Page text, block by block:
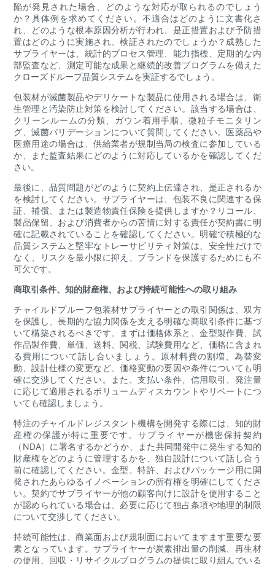
陥が発見された場合、どのような対応が取られるのでしょう
か？具体例を求めてください。不適合はどのように文書化さ
れ、どのような根本原因分析が行われ、是正措置および予防措
置はどのように実施され、検証されたのでしょうか？成熟した
サプライヤーは、統計的プロセス管理、能力指標、定期的な内
部監査など、測定可能な成果と継続的改善プログラムを備えた
クローズドループ品質システムを実証するでしょう。
包装材が滅菌製品やデリケートな製品に使用される場合は、衛
生管理と汚染防止対策を検討してください。該当する場合は、
クリーンルームの分類、ガウン着用手順、微粒子モニタリン
グ、滅菌バリデーションについて質問してください。医薬品や
医療用途の場合は、供給業者が規制当局の検査に参加している
か、また監査結果にどのように対応しているかを確認してくだ
さい。
最後に、品質問題がどのように契約上伝達され、是正されるか
を検討してください。サプライヤーは、包装不良に関連する保
証、補償、または製造物責任保険を提供しますか？リコール、
製品保留、および消費者からの苦情に対する責任が契約書に明
確に記載されていることを確認してください。明確で積極的な
品質システムと堅牢なトレーサビリティ対策は、安全性だけで
なく、リスクを最小限に抑え、ブランドを保護するためにも不
可欠です。
商取引条件、知的財産権、および持続可能性への取り組み
チャイルドプルーフ包装材サプライヤーとの取引関係は、双方
を保護し、長期的な協力関係を支える明確な商取引条件に基づ
いて構築されるべきです。まずは価格体系と、金型製作費、試
作品製作費、単価、送料、関税、試験費用など、価格に含まれ
る費用について話し合いましょう。原材料費の割増、為替変
動、設計仕様の変更など、価格変動の要因や条件についても明
確に交渉してください。また、支払い条件、信用取引、発注量
に応じて適用されるボリュームディスカウントやリベートにつ
いても確認しましょう。
特注のチャイルドレジスタント機構を開発する際には、知的財
産権の保護が特に重要です。サプライヤーが機密保持契約
（NDA）に署名するかどうか、また共同開発中に発生する知的
財産権をどのように管理するかを、独自設計について話し合う
前に確認してください。金型、特許、およびパッケージ用に開
発されたあらゆるイノベーションの所有権を明確にしてくださ
い。契約でサプライヤーが他の顧客向けに設計を使用すること
が認められている場合は、必要に応じて独占条項や地理的制限
について交渉してください。
持続可能性は、商業面および規制面においてますます重要な要
素となっています。サプライヤーが炭素排出量の削減、再生材
の使用、回収・リサイクルプログラムの提供に取り組んでいる